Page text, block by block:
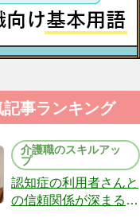
記事ランキング
介護職のスキルアッ
プ
認知症の利用者さんと
の信頼関係が深まる声